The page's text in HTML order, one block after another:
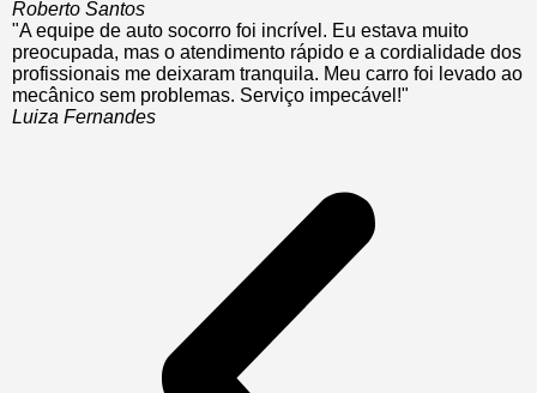
Roberto Santos
"A equipe de auto socorro foi incrível. Eu estava muito
preocupada, mas o atendimento rápido e a cordialidade dos
profissionais me deixaram tranquila. Meu carro foi levado ao
mecânico sem problemas. Serviço impecável!"
Luiza Fernandes